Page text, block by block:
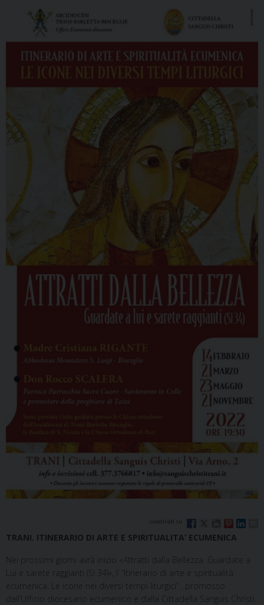
TRANI. ITINERARIO DI ARTE E SPIRITUALITA’ ECUMENICA
Nei prossimi giorni avrà inizio «Attratti dalla Bellezza. Guardate a
Lui e sarete raggianti (Sl 34)», l’ “Itinerario di arte e spiritualità
ecumenica. Le icone nei diversi tempi liturgici” , promosso
dall’Ufficio diocesano ecumenico e dalla Cittadella Sanguis Christi.